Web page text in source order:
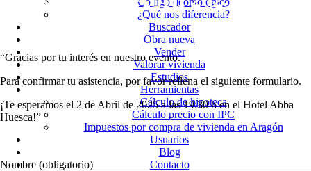
¿Qué nos diferencia?
Buscador
Obra nueva
Vender
Valorar vivienda
Estudios
Herramientas
Cálculo de hipoteca
Cálculo precio con IPC
Impuestos por compra de vivienda en Aragón
Usuarios
Blog
Contacto
“Gracias por tu interés en nuestro evento.
Para confirmar tu asistencia, por favor rellena el siguiente formulario.
¡Te esperamos el 2 de Abril de 2025 a las 19:30 h en el Hotel Abba
Huesca!”
Nombre (obligatorio)